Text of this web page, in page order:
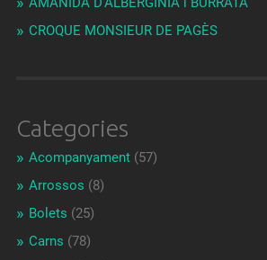
CROQUE MONSIEUR DE PAGÈS
Categories
Acompanyament(57)
Arrossos (8)
Bolets (25)
Carns (78)